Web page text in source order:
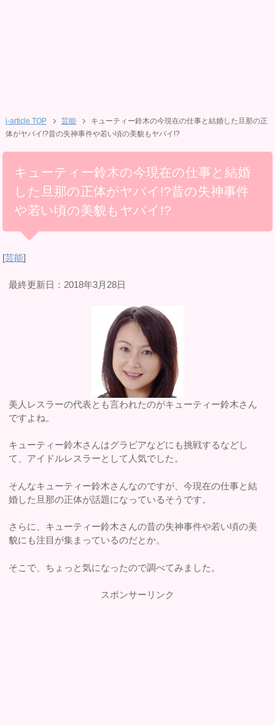
i-article TOP 芸能
キューティー鈴木の今現在の仕事と結婚した旦那の正
体がヤバイ!?昔の失神事件や若い頃の美貌もヤバイ!?
キューティー鈴木の今現在の仕事と結婚
した旦那の正体がヤバイ!?昔の失神事件
や若い頃の美貌もヤバイ!?
[芸能]
最終更新日：2018年3月28日
美人レスラーの代表とも言われたのがキューティー鈴木さん
ですよね。
キューティー鈴木さんはグラビアなどにも挑戦するなどし
て、アイドルレスラーとして人気でした。
そんなキューティー鈴木さんなのですが、今現在の仕事と結
婚した旦那の正体が話題になっているそうです。
さらに、キューティー鈴木さんの昔の失神事件や若い頃の美
貌にも注目が集まっているのだとか。
そこで、ちょっと気になったので調べてみました。
スポンサーリンク